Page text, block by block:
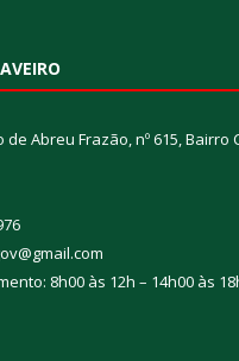
de Abreu Frazão, nº 615, Bairro
8h00 às 12h – 14h00 às